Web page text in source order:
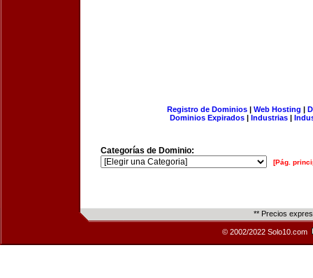
Registro de Dominios| Web Hosting |
Dominios Expirados | Industrias |
Categorías de Dominio:
[Pág.
** Precios
© 2002/2022 Solo10.com